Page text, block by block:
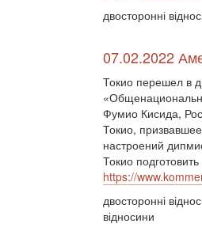
двосторонні
07.02.2022
Токио перешел в
Фумио Кисида,
Токио,
настроений
Токио
https://
двосторонні
відносини